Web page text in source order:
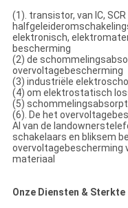
(1). transistor, van IC, SCR
elektronisch,
bescherming
(2) de
overvoltagebescherming
(3) industriële
(4) om elektrostatisch
(5)
(6). De het
Al van de
schakelaars en bliksem
overvoltagebescherming
materiaal
Onze Diensten & Sterkte